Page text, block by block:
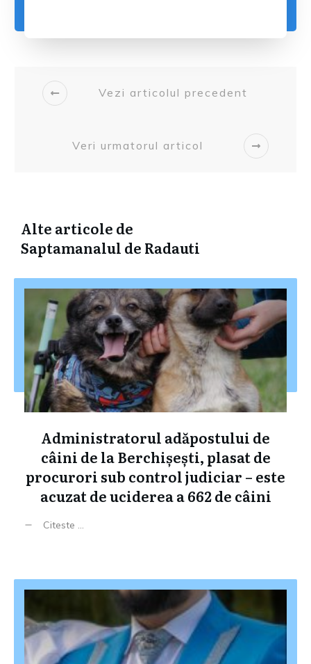
Vezi articolul precedent
Veri urmatorul articol
Alte articole de
Saptamanalul de Radauti
Administratorul adăpostului de
câini de la Berchișești, plasat de
procurori sub control judiciar – este
acuzat de uciderea a 662 de câini
Citeste ...